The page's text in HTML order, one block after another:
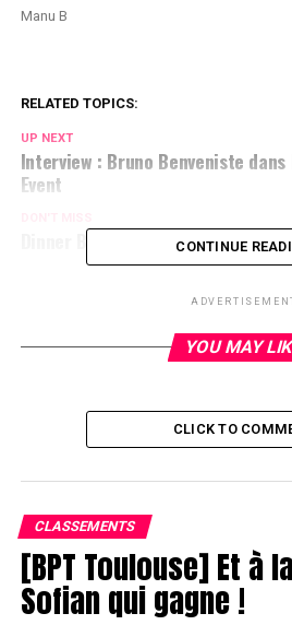
Manu B
RELATED TOPICS:
UP NEXT
Interview : Bruno Benveniste dans
Event
Dinner Break CONTINUE
YOU MAY
CLICK TO
CLASSEMENTS
[BPT Toulouse] Et à
Sofian qui gagne !